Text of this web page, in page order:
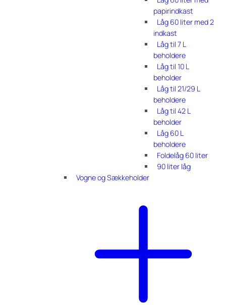
papirindkast
Låg 60 liter med 2
indkast
Låg til 7 L
beholdere
Låg til 10 L
beholder
Låg til 21/29 L
beholdere
Låg til 42 L
beholder
Låg 60 L
beholdere
Foldelåg 60 liter
90 liter låg
Vogne og Sækkeholder